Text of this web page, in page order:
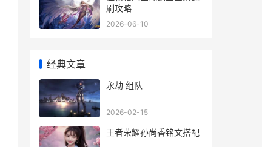
刷攻略
2026-06-10
经典文章
永劫 组队
2026-02-15
王者荣耀孙尚香铭文搭配